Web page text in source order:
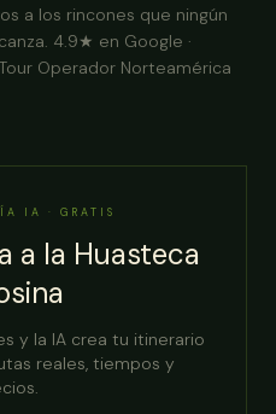
a los rincones que ningún
4.9★ en Google ·
Operador Norteamérica
IA · GRATIS
a la Huasteca
y la IA crea tu itinerario
reales, tiempos y